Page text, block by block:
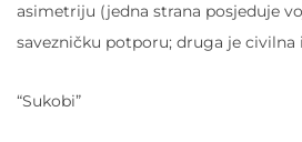
asimetriju (jedna strana posjeduje
savezničku potporu; druga je civilna
“Sukobi”